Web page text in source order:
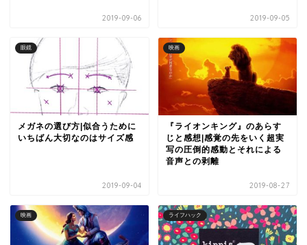
2019-09-06 2019-09-05
眼鏡
メガネの選び方|似合うために
いちばん大切なのはサイズ感
2019-09-04
映画
『ライオンキング』のあらす
じと感想|感覚の先をいく超実
写の圧倒的感動とそれによる
音声との剥離
2019-08-27
映画 ライフハック